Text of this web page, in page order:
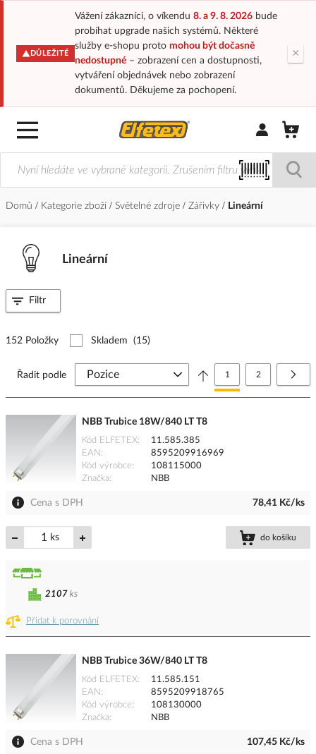
DŮLEŽITÉ
Vážení zákazníci, o víkendu 8. a 9. 8. 2026bude
probíhat upgrade našich systémů. Některé
služby e-shopu proto mohou být dočasně
nedostupné– zobrazení cen a dostupnosti,
vytváření objednávek nebo zobrazení
dokumentů. Děkujeme za pochopení.
×
Přihlásit/
Domů Kategorie zboží Světelné zdroje Zářivky Lineární
Lineární
152 Položky Skladem (15)
Stránka
Právě si prohlížíte
1 Stránka
2
Řadit podle
NBB Trubice 18W/840 LT T8
Kód ELFETEX
11.585.385
EAN
8595209916969
Kód výrobce
108115000
Značka
NBB
Cena s DPH 78,41 Kč/ks
ks do košíku
Přidat k porovnání
2107 ks
NBB Trubice 36W/840 LT T8
Kód ELFETEX
11.585.151
EAN
8595209918765
Kód výrobce
108130000
Značka
NBB
Cena s DPH 107,45 Kč/ks
Filtr